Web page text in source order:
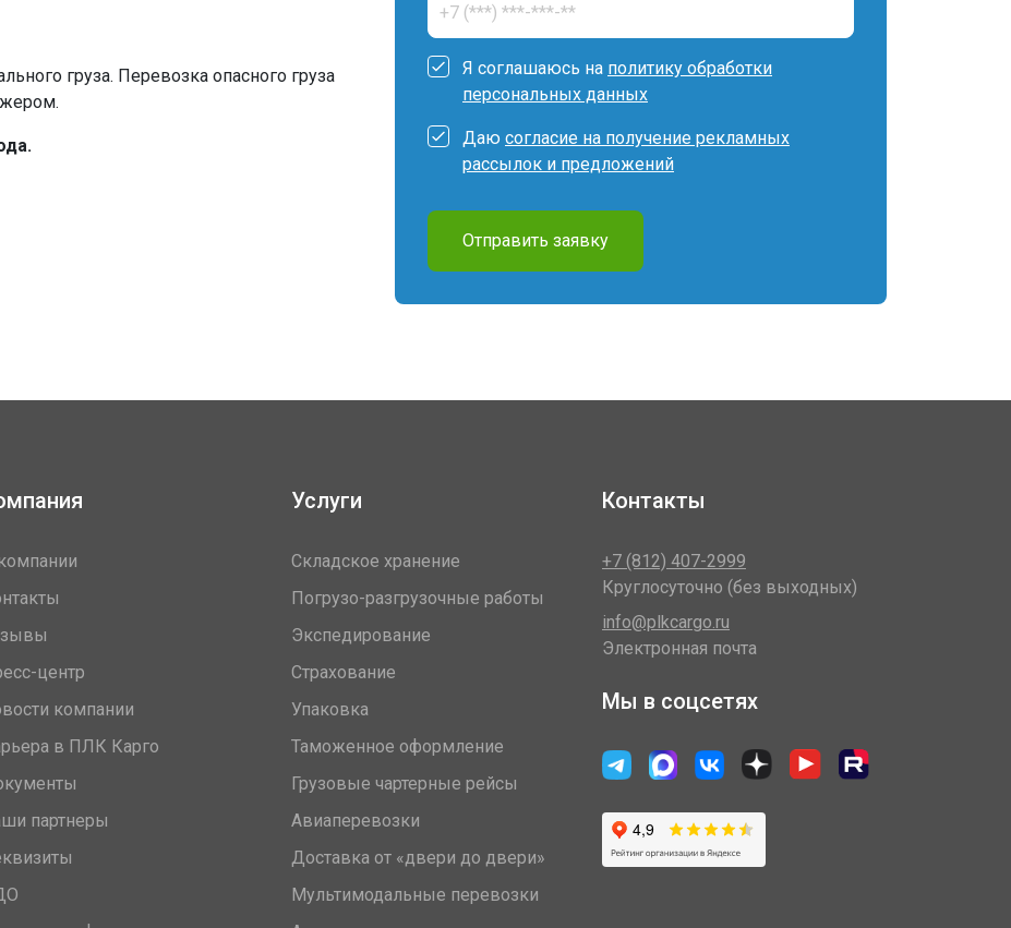
груза. Перевозка опасного груза
Я соглашаюсь на политику обработки
персональных данных
Даю согласие на получение рекламных
рассылок и предложений
Отправить заявку
центр
компании
в ПЛК Карго
партнеры
Услуги
Складское хранение
Погрузо-разгрузочные работы
Экспедирование
Страхование
Упаковка
Таможенное оформление
Грузовые чартерные рейсы
Авиаперевозки
Доставка от «двери до двери»
Мультимодальные перевозки
Контакты
+7 (812) 407-2999
Круглосуточно (без выходных)
info@plkcargo.ru
Электронная почта
Мы в соцсетях